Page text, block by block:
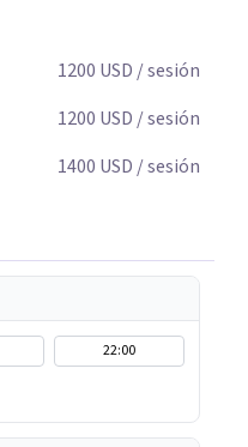
1200 USD / sesión
1200 USD / sesión
1400 USD / sesión
22:00